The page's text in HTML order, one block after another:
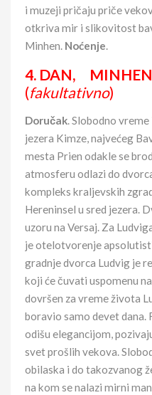
i muzeji pričaju priče
otkriva mir i slikovitost
Minhen. Noćenje.
4. DAN, MINHEN
(fakultativno)
Doručak. Slobodno
jezera Kimze, najvećeg
mesta Prien odakle se
atmosferu odlazi do
kompleks kraljevskih
Hereninsel u sred jezera.
uzoru na Versaj. Za
je otelotvorenje
gradnje dvorca Ludvig je
koji će čuvati uspomenu
dovršen za vreme života
boravio samo devet dana.
odišu elegancijom,
svet prošlih vekova.
obilaska i do takozvanog
na kom se nalazi mirni